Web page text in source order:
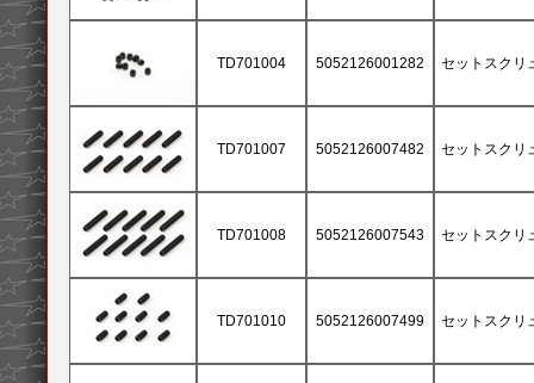
TD701004 5052126001282 セットスクリ
TD701007 5052126007482 セットスクリ
TD701008 5052126007543 セットスクリ
TD701010 5052126007499 セットスクリ